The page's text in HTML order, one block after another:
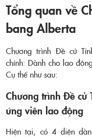
Tổng quan về
bang Alberta
Chương trình Đề cử
chính: Dành cho lao
Cụ thể như sau:
Chương trình Đề cử
ứng viên lao động
Hiện tại, có 4 diện